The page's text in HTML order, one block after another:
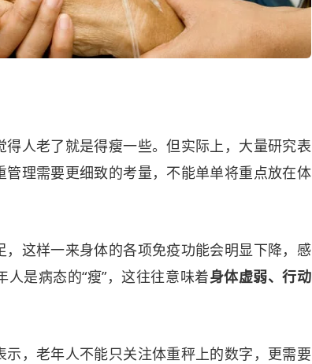
人老了就是得瘦一些。但实际上，大量研究表
理需要更细致的考量，不能单单将重点放在体
这样一来身体的各项免疫功能会明显下降，感
是病态的“瘦”，这往往意味着身体虚弱、行动
示，老年人不能只关注体重秤上的数字，更需要